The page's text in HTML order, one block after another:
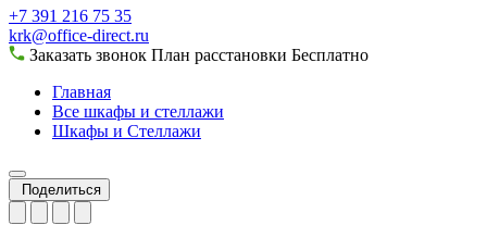
+7 391 216 75 35
krk@office-direct.ru
Заказать звонок План расстановки Бесплатно
Главная
Все шкафы и стеллажи
Шкафы и Стеллажи
Поделиться